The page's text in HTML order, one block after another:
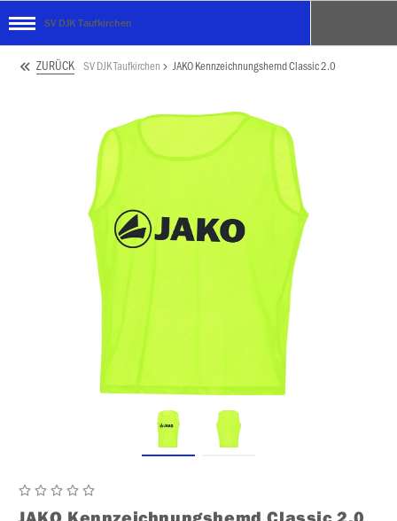
SV DJK Taufkirchen
ZURÜCK SV DJK Taufkirchen JAKO Kennzeichnungshemd Classic 2.0